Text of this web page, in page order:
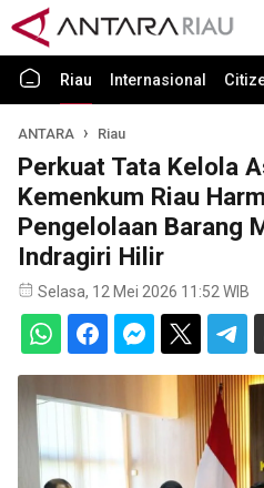
Riau Internasional
ANTARA Riau
Perkuat Tata Kelola
Kemenkum Riau
Pengelolaan Barang
Indragiri Hilir
Selasa, 12 Mei 2026 11:52 WIB